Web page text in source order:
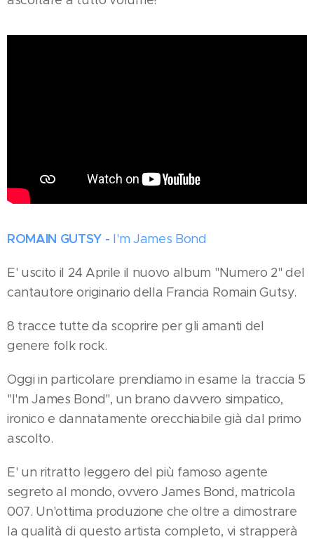
ROMAIN GUTSY - I'm James Bond
E' uscito il 24 Aprile il nuovo album "Numero 2" del
cantautore originario della Francia Romain Gutsy.
8 tracce tutte da scoprire per gli amanti del
genere folk rock.
Oggi in particolare prendiamo in esame la traccia 5
"I'm James Bond", un brano davvero simpatico,
ironico e dannatamente orecchiabile già dal primo
ascolto.
E' un ritratto leggero del più famoso agente
segreto al mondo, ovvero James Bond, matricola
007. Un'ottima produzione che oltre a dimostrare
la qualità di questo artista completo, vi strapperà